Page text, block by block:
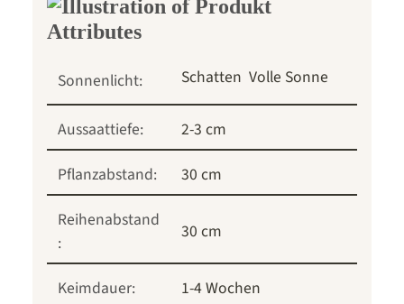
Sonnenlicht: Schatten Volle Sonne
Aussaattiefe:
2-3 cm
Pflanzabstand:
30 cm
Reihenabstand
:
30 cm
Keimdauer:
1-4 Wochen